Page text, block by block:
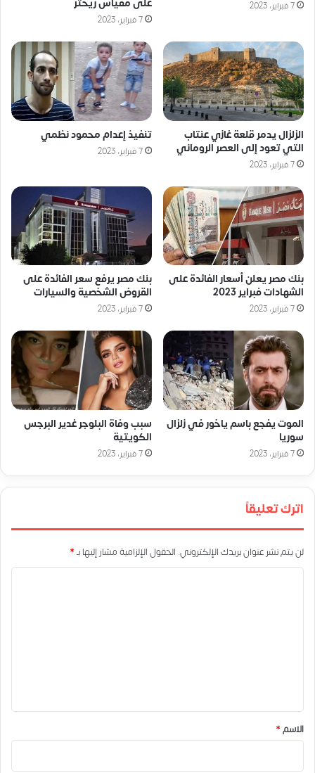
7 فبراير، 2023
7 فبراير، 2023
الزلزال يدمر قلعة غازي عنتاب
التي تعود إلى العصر الروماني
7 فبراير، 2023
تنفيذ إعدام محمود نظمي
7 فبراير، 2023
بنك مصر يعلن أسعار الفائدة على
الشهادات فبراير 2023
7 فبراير، 2023
بنك مصر يرفع سعر الفائدة على
القروض الشخصية والسيارات
7 فبراير، 2023
الموت يفجع باسم ياخور في زلزال
سوريا
7 فبراير، 2023
سبب وفاة البلوجر غدير البرجس
الكويتية
7 فبراير، 2023
اترك تعليقاً
لن يتم نشر عنوان بريدك الإلكتروني. الحقول الإلزامية مشار إليها بـ*
*
الاسم*